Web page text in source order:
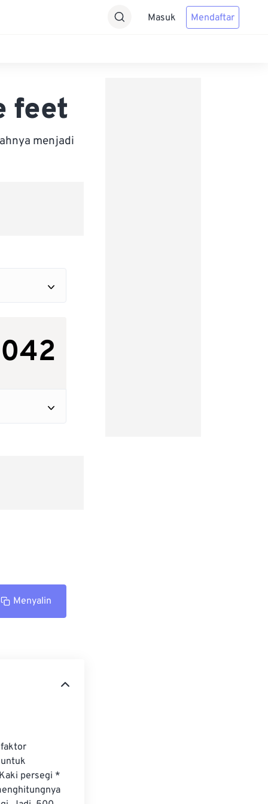
Masuk Mendaftar
feet
menjadi
Menyalin
persegi *